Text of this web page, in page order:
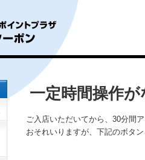
一定時間操作
ご入店いただいてから、30分間
おそれいりますが、下記のボタ